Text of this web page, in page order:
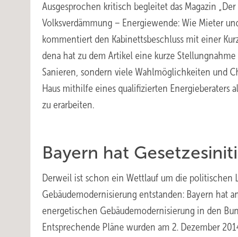
Ausgesprochen kritisch begleitet das Magazin
Volksverdämmung – Energiewende: Wie Mieter
kommentiert den Kabinettsbeschluss mit einer
dena hat zu dem Artikel eine kurze
Sanieren, sondern viele Wahlmöglichkeiten und
Haus mithilfe eines qualifizierten Energieberaters
zu erarbeiten.
Bayern hat
Derweil ist schon ein Wettlauf um die politischen
Gebäudemodernisierung entstanden: Bayern hat
energetischen Gebäudemodernisierung in den
Entsprechende Pläne wurden am 2. Dezember